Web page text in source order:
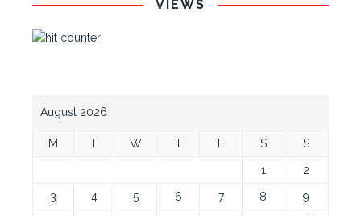
VIEWS
August 2026
M T W T F S S
1 2
3 4 5 6 7 8 9